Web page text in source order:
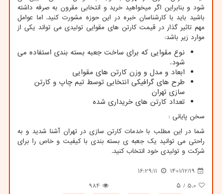
شود و بنابراین اگر میخواهید خرید و انتخابی مقرون به صرفه داشته
باشید باید با کارشناسان خبره در این حوزه مشورت کنید. اما عوامل
مهم تاثیر گذار در قیمت کارتن های مقوایی تولیدی می تواند یکی از
موارد زیر باشد:
نوع مقوایی که برای ساخت جعبه بسته بندی استفاده می
شود.
ابعاد و مدل و وزن کارتن های مقوایی
طرح های گرافیکی انتخابی توسط تیم چاپ و کارتن
سازی تهران
تعداد کارتن های خریداری شده
سخن پایانی :
شما در این مطلب با خدمات کارتن سازی در تهران آشنا شدید و به
راحتی می توانید یک جعبه ی بسته بندی با کیفیت و خاص را برای
شرکت و تولیدی خود انتخاب کنید.
1401/12/19
16:29:11
5.0 / ۵
984